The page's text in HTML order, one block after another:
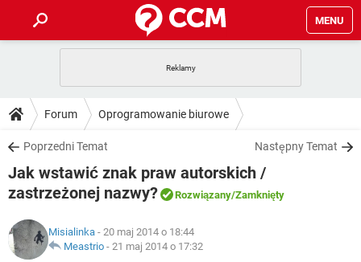
MENU
GRY WHATSAPP
SPOTIFY
INSTAGRAM FACEBOOK
WINDOWS 10
PORADY
PlayStation
SPOTIFY
WINDOWS 10
DO POBRANIA
ANDROID TIKTOK
GRY WHATSAPP
IOS NETFLIX
INSTAGRAM
FORUM
GRY WHATSAPP
ARTYKUŁY
COVID-19
Forum Oprogramowanie biurowe
Poprzedni Temat Następny Temat
Jak wstawić znak praw autorskich /
zastrzeżonej nazwy?
Rozwiązany/Zamknięty
Misialinka - 20 maj 2014 o 18:44
Meastrio - 21 maj 2014 o 17:32